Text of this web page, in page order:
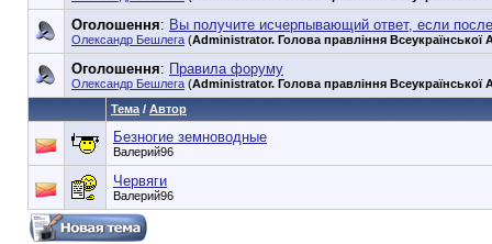
Оголошення: Вы получите исчерпывающий ответ, если
Олександр Бешлега (Administrator. Голова правління Всеукраїнської
Оголошення: Правила форуму
Олександр Бешлега (Administrator. Голова правління Всеукраїнської
Тема / Автор
Безногие земноводные
Валерий96
Червяги
Валерий96
90353748e6549cd1148d01dde3b3bc75